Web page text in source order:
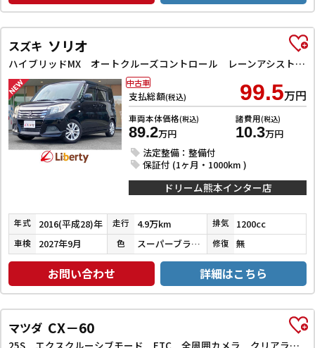
スズキ ソリオ
ハイブリッドMX オートクルーズコントロール レーンアシスト 衝突被害軽減システム 両側スライド・片側電動 スマートキー アイドリングストップ 電動格納ミラー シートヒーター ウォークスルー CVT アルミホイール
支払総額(税込) 99.5万円
車両本体価格(税込)
89.2万円
諸費用(税込)
10.3万円
法定整備：整備付
保証付 (1ヶ月・1000km )
中古車
ドリーム熊本インター店
年式 2016(平成28)年 走行 4.9万km 排気 1200cc
車検 2027年9月 色 スーパーブラックパール 修復 無
お問い合わせ 詳細はこちら
マツダ CX－60
25S エクスクルーシブモード ETC 全周囲カメラ クリアランスソナー オートクルーズコントロール レーンアシスト パワーシート 衝突被害軽減システム サンルーフ TV オートマチックハイビーム オートライト 電動リアゲート